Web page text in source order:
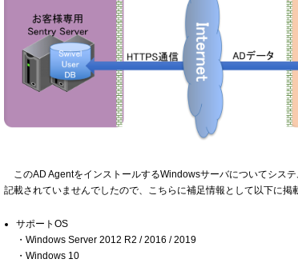
このAD AgentをインストールするWindowsサーバについてシス
記載されていませんでしたので、こちらに補足情報として以下に掲
サポートOS
・Windows Server 2012 R2 / 2016 / 2019
・Windows 10